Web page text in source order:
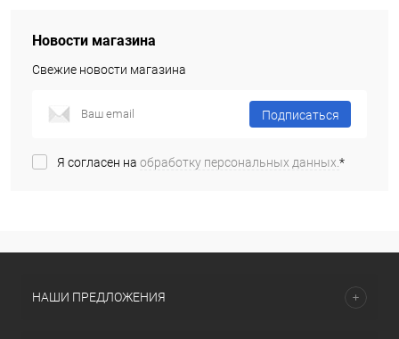
Новости магазина
Свежие новости магазина
Подписаться
Я согласен на обработку персональных данных.*
НАШИ ПРЕДЛОЖЕНИЯ